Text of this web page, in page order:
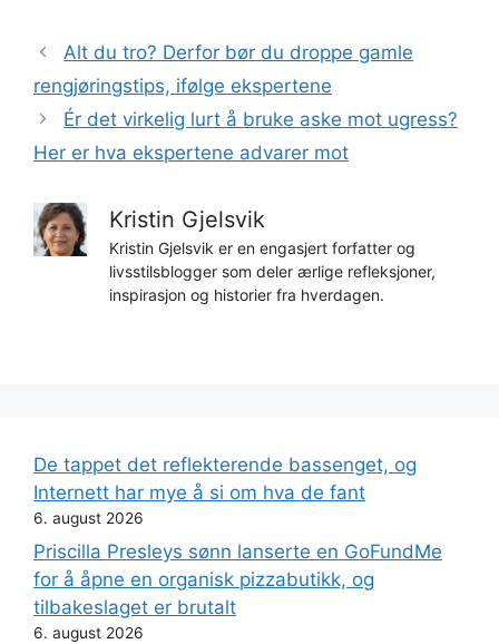
Alt du tro? Derfor bør du droppe gamle
rengjøringstips, ifølge ekspertene
Ér det virkelig lurt å bruke aske mot ugress?
Her er hva ekspertene advarer mot
Kristin Gjelsvik
Kristin Gjelsvik er en engasjert forfatter og
livsstilsblogger som deler ærlige refleksjoner,
inspirasjon og historier fra hverdagen.
De tappet det reflekterende bassenget, og
Internett har mye å si om hva de fant
6. august 2026
Priscilla Presleys sønn lanserte en GoFundMe
for å åpne en organisk pizzabutikk, og
tilbakeslaget er brutalt
6. august 2026